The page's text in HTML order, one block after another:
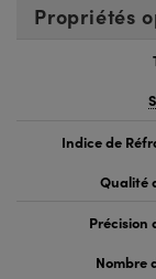
Propriétés
Indice de
Qualité
Précision
Nombre